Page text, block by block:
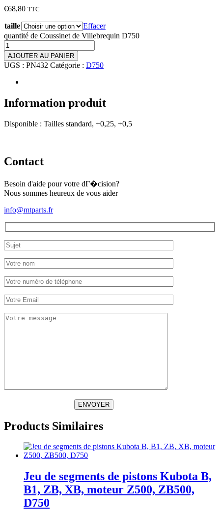
€68,80 TTC
taille
Effacer
quantité de Coussinet de Villebrequin D750
AJOUTER AU PANIER
UGS : PN432 Catégorie : D750
Information produit
Disponible : Tailles standard, +0,25, +0,5
Contact
Besoin d'aide pour votre dГ�cision?
Nous sommes heureux de vous aider
info@mtparts.fr
ENVOYER
Products Similaires
Jeu de segments de pistons Kubota B,
B1, ZB, XB, moteur Z500, ZB500,
D750